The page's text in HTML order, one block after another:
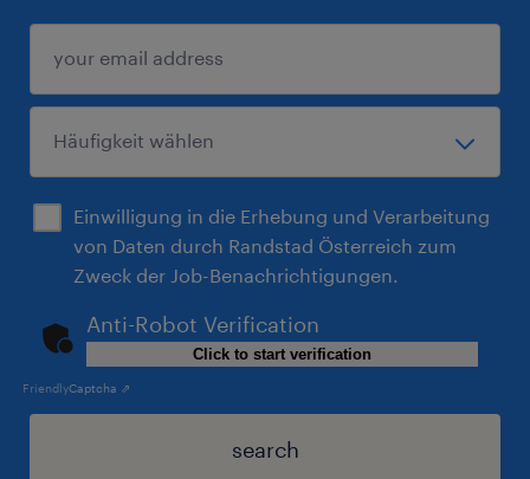
Einwilligung in die Erhebung und Verarbeitung
von Daten durch Randstad Österreich zum
Zweck der Job-Benachrichtigungen.
Anti-Robot Verification
Click to start verification
FriendlyCaptcha ⇗
search